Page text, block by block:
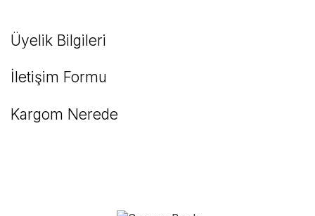
Üyelik Bilgileri
İletişim Formu
Kargom Nerede